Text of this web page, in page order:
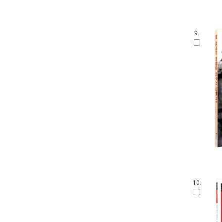
9.
10.